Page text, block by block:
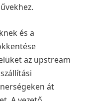
és a
az upstream
át